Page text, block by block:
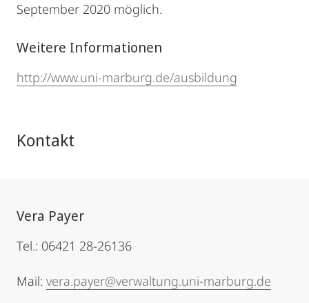
September 2020 möglich.
Weitere Informationen
http://www.uni-marburg.de/ausbildung
Kontakt
Vera Payer
Tel.: 06421 28-26136
Mail: vera.payer@verwaltung.uni-marburg.de